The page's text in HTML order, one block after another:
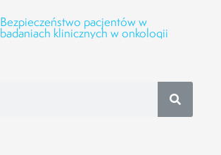
Bezpieczeństwo pacjentów w
badaniach klinicznych w onkologii